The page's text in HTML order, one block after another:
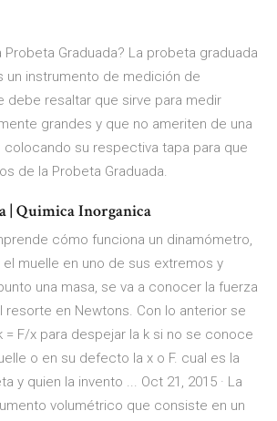
Probeta Graduada? La probeta graduada
un instrumento de medición de
debe resaltar que sirve para medir
grandes y que no ameriten de una
su respectiva tapa para que
de la Probeta Graduada.
| Quimica Inorganica
cómo funciona un dinamómetro,
muelle en uno de sus extremos y
una masa, se va a conocer la fuerza
resorte en Newtons. Con lo anterior se
= F/x para despejar la k si no se conoce
o en su defecto la x o F. cual es la
y quien la invento ... Oct 21, 2015 · La
volumétrico que consiste en un